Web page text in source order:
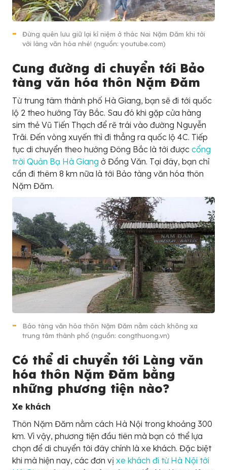
Đừng quên lưu giữ lại kỉ niệm ở thác Nai Nặm Đăm khi tới
với làng văn hóa nhé! (nguồn: youtube.com)
Cung đường di chuyển tới Bảo
tàng văn hóa thôn Nặm Đăm
Từ trung tâm thành phố Hà Giang, bạn sẽ đi tới quốc
lộ 2 theo hướng Tây Bắc. Sau đó khi gặp cửa hàng
sim thẻ Vũ Tiến Thạch để rẽ trái vào đường Nguyễn
Trãi. Đến vòng xuyến thì đi thẳng ra quốc lộ 4C. Tiếp
tục di chuyển theo hướng Đông Bắc là tới được cổng
trời Quản Bạ Hà Giang ở Đồng Văn. Tại đây, bạn chỉ
cần đi thêm 8 km nữa là tới Bảo tàng văn hóa thôn
Nặm Đăm.
Bảo tàng văn hóa thôn Nặm Đăm nằm cách không xa
trung tâm thành phố (nguồn: congthuong.vn)
Có thể di chuyển tới Làng văn
hóa thôn Nặm Đăm bằng
những phương tiện nào?
Xe khách
Thôn Nặm Đăm nằm cách Hà Nội trong khoảng 300
km. Vì vậy, phương tiện đầu tiên mà bạn có thể lựa
chọn để di chuyển tới đây chính là xe khách. Đặc biệt
khi mà hiện nay, các đơn vị xe khách đi từ Hà Nội tới